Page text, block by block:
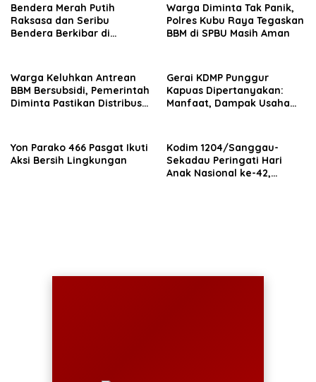
Bendera Merah Putih
Raksasa dan Seribu
Bendera Berkibar di
Warga Diminta Tak Panik,
Polres Kubu Raya Tegaskan
BBM di SPBU Masih Aman
Warga Keluhkan Antrean
BBM Bersubsidi, Pemerintah
Diminta Pastikan Distribusi
Gerai KDMP Punggur
Kapuas Dipertanyakan:
Manfaat, Dampak Usaha
Yon Parako 466 Pasgat Ikuti
Aksi Bersih Lingkungan
Kodim 1204/Sanggau-
Sekadau Peringati Hari
Anak Nasional ke-42,